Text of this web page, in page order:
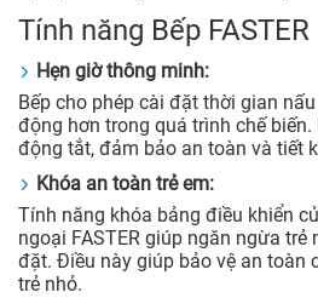
Tính năng Bếp FASTER
Hẹn giờ thông minh:
Bếp cho phép cài đặt thời gian
động hơn trong quá trình chế biến.
động tắt, đảm bảo an toàn và tiết
Khóa an toàn trẻ em:
Tính năng khóa bảng điều khiển
ngoại FASTER giúp ngăn ngừa
đặt. Điều này giúp bảo vệ an toàn
trẻ nhỏ.